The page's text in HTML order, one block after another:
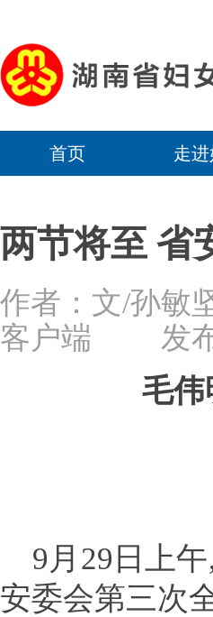
首页 走
两节将至 省
作者：文/孙
客户端 发
毛伟
9月29日上
安委会第三次